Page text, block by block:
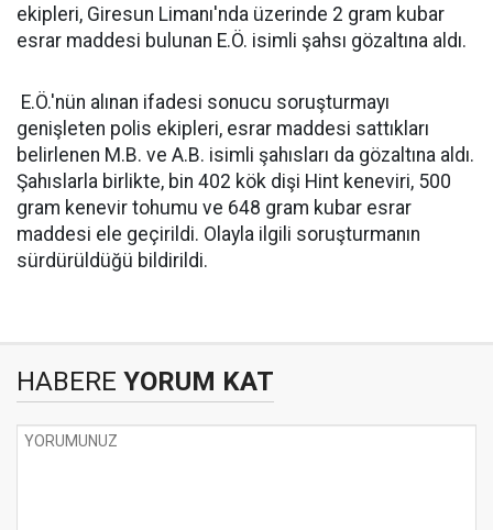
ekipleri, Giresun Limanı'nda üzerinde 2 gram kubar
esrar maddesi bulunan E.Ö. isimli şahsı gözaltına aldı.
E.Ö.'nün alınan ifadesi sonucu soruşturmayı
genişleten polis ekipleri, esrar maddesi sattıkları
belirlenen M.B. ve A.B. isimli şahısları da gözaltına aldı.
Şahıslarla birlikte, bin 402 kök dişi Hint keneviri, 500
gram kenevir tohumu ve 648 gram kubar esrar
maddesi ele geçirildi. Olayla ilgili soruşturmanın
sürdürüldüğü bildirildi.
HABERE YORUM KAT